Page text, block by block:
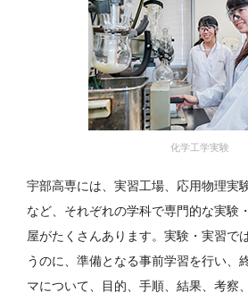
化学工学実験
宇部高専には、実習工場、応用物理実
など、それぞれの学科で専門的な実験
屋がたくさんあります。実験・実習で
うのに、準備となる事前学習を行い、
マについて、目的、手順、結果、考察